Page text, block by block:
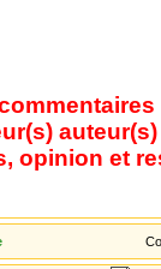
opinion et